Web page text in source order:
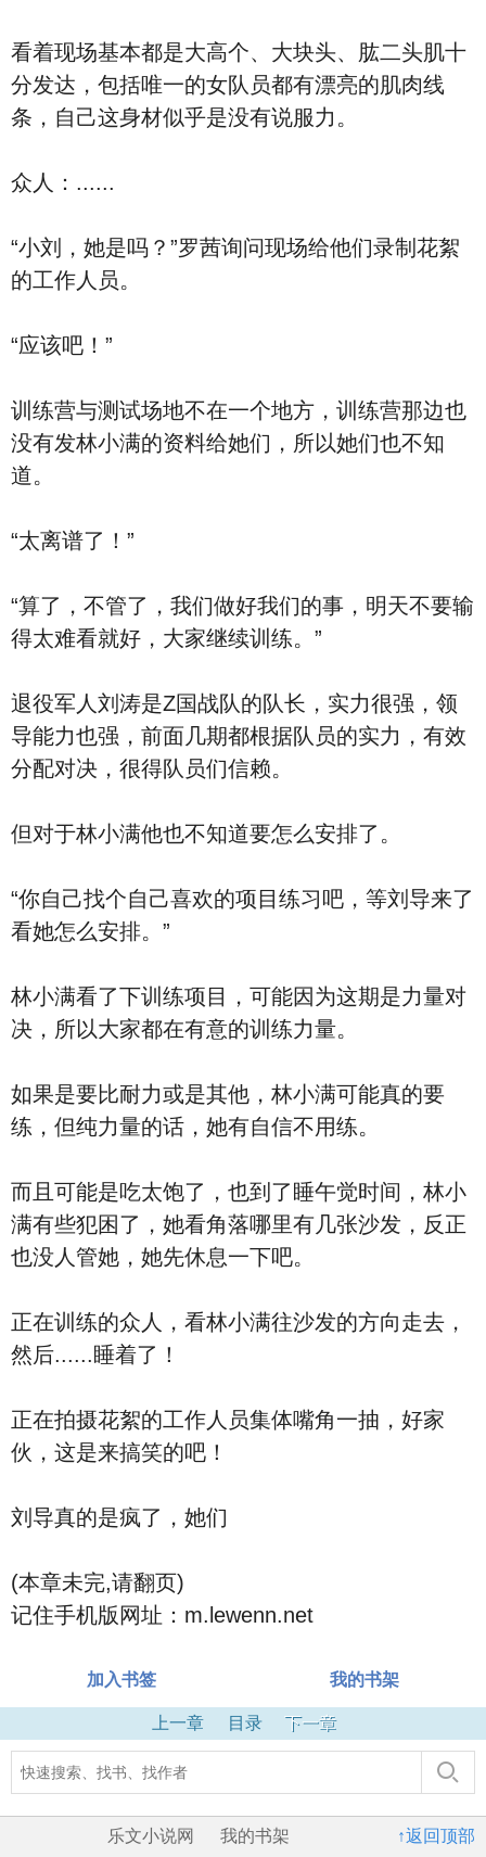
看着现场基本都是大高个、大块头、肱二头肌十
分发达，包括唯一的女队员都有漂亮的肌肉线
条，自己这身材似乎是没有说服力。
众人：......
“小刘，她是吗？”罗茜询问现场给他们录制花絮
的工作人员。
“应该吧！”
训练营与测试场地不在一个地方，训练营那边也
没有发林小满的资料给她们，所以她们也不知
道。
“太离谱了！”
“算了，不管了，我们做好我们的事，明天不要输
得太难看就好，大家继续训练。”
退役军人刘涛是Z国战队的队长，实力很强，领
导能力也强，前面几期都根据队员的实力，有效
分配对决，很得队员们信赖。
但对于林小满他也不知道要怎么安排了。
“你自己找个自己喜欢的项目练习吧，等刘导来了
看她怎么安排。”
林小满看了下训练项目，可能因为这期是力量对
决，所以大家都在有意的训练力量。
如果是要比耐力或是其他，林小满可能真的要
练，但纯力量的话，她有自信不用练。
而且可能是吃太饱了，也到了睡午觉时间，林小
满有些犯困了，她看角落哪里有几张沙发，反正
也没人管她，她先休息一下吧。
正在训练的众人，看林小满往沙发的方向走去，
然后......睡着了！
正在拍摄花絮的工作人员集体嘴角一抽，好家
伙，这是来搞笑的吧！
刘导真的是疯了，她们
(本章未完,请翻页)
记住手机版网址：m.lewenn.net
加入书签 我的书架
上一章 目录 下一章
↑返回顶部
乐文小说网 我的书架